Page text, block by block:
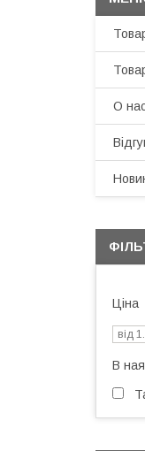
О
Ціна
В